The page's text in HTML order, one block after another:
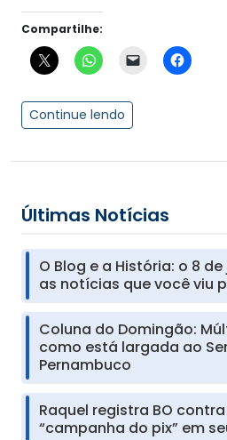
Compartilhe:
Continue lendo
Últimas Notícias
O Blog e a História: o 8
as notícias que você viu
Coluna do Domingão:
como está largada ao
Pernambuco
Raquel registra BO
“campanha do pix” em